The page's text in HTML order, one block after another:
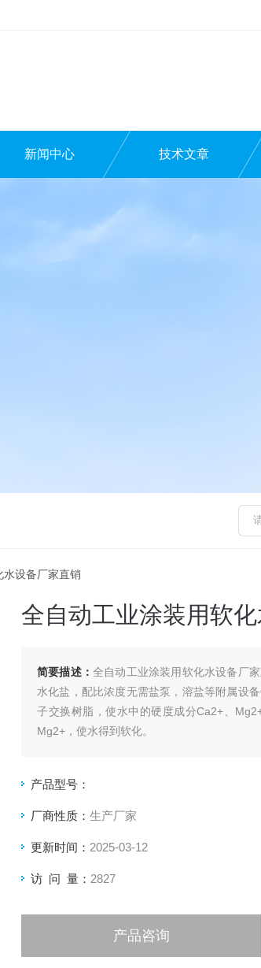
新闻中心 技术文章
设备厂家直销
全自动工业涂装用软
简要描述： 全自动工业涂装用软化水设备厂
水化盐，配比浓度无需盐泵，溶盐等附属设
子交换树脂，使水中的硬度成分Ca2+、
Mg2+，使水得到软化。
产品型号：
厂商性质： 生产厂家
更新时间： 2025-03-12
访 问 量： 2827
产品咨询